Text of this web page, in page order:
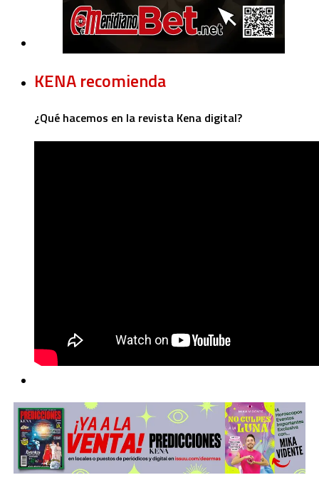
KENA recomienda
¿Qué hacemos en la revista Kena digital?